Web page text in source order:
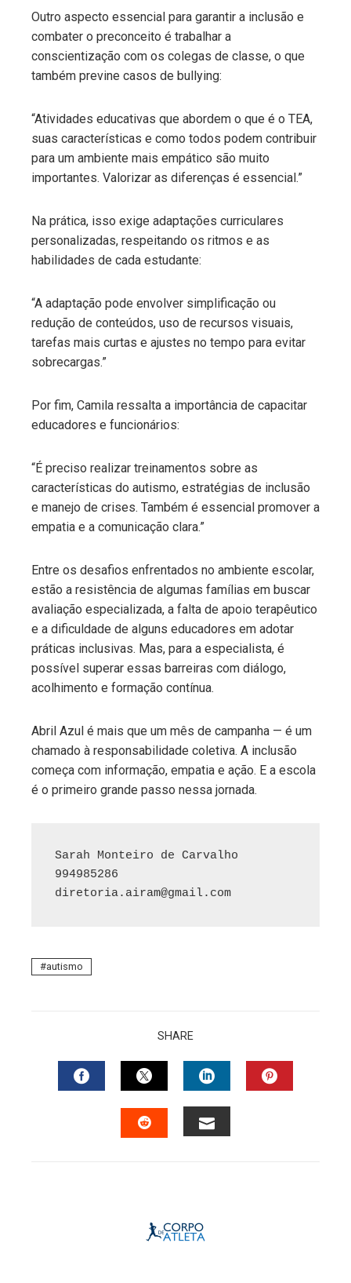
Outro aspecto essencial para garantir a inclusão e
combater o preconceito é trabalhar a
conscientização com os colegas de classe, o que
também previne casos de bullying:
“Atividades educativas que abordem o que é o TEA,
suas características e como todos podem contribuir
para um ambiente mais empático são muito
importantes. Valorizar as diferenças é essencial.”
Na prática, isso exige adaptações curriculares
personalizadas, respeitando os ritmos e as
habilidades de cada estudante:
“A adaptação pode envolver simplificação ou
redução de conteúdos, uso de recursos visuais,
tarefas mais curtas e ajustes no tempo para evitar
sobrecargas.”
Por fim, Camila ressalta a importância de capacitar
educadores e funcionários:
“É preciso realizar treinamentos sobre as
características do autismo, estratégias de inclusão
e manejo de crises. Também é essencial promover a
empatia e a comunicação clara.”
Entre os desafios enfrentados no ambiente escolar,
estão a resistência de algumas famílias em buscar
avaliação especializada, a falta de apoio terapêutico
e a dificuldade de alguns educadores em adotar
práticas inclusivas. Mas, para a especialista, é
possível superar essas barreiras com diálogo,
acolhimento e formação contínua.
Abril Azul é mais que um mês de campanha — é um
chamado à responsabilidade coletiva. A inclusão
começa com informação, empatia e ação. E a escola
é o primeiro grande passo nessa jornada.
Sarah Monteiro de Carvalho
diretoria.airam@gmail.com
autismo
SHARE
FACEBOOKTWITTERLINKEDIN